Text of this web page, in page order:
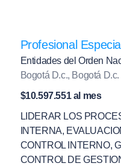
Profesional
Entidades del Orden
Bogotá D.c., Bogotá D.c.
$10.597.551 al mes
LIDERAR LOS
INTERNA,
CONTROL INTERNO,
CONTROL DE